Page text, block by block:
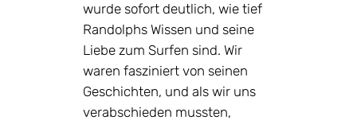
wurde sofort deutlich, wie tief
Randolphs Wissen und seine
Liebe zum Surfen sind. Wir
waren fasziniert von seinen
Geschichten, und als wir uns
verabschieden mussten,